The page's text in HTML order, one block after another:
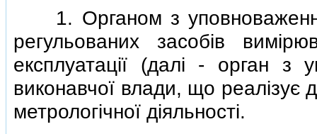
1. Органом з
регульованих засобiв
експлуатацiї (далi - орган з
виконавчої влади, що реалiзує
метрологiчної дiяльностi.